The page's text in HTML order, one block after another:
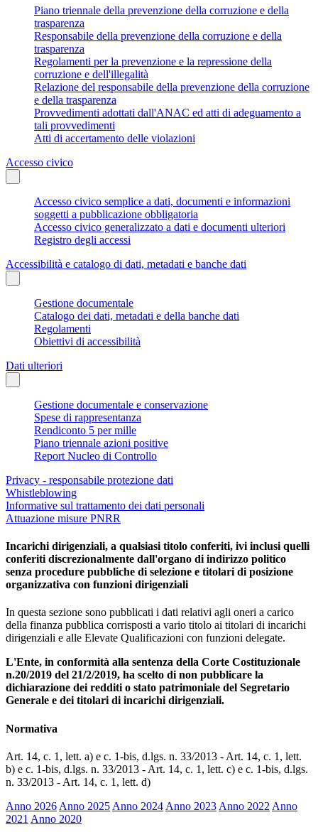
Piano triennale della prevenzione della corruzione e della
trasparenza
Responsabile della prevenzione della corruzione e della
trasparenza
Regolamenti per la prevenzione e la repressione della
corruzione e dell'illegalità
Relazione del responsabile della prevenzione della corruzione
e della trasparenza
Provvedimenti adottati dall'ANAC ed atti di adeguamento a
tali provvedimenti
Atti di accertamento delle violazioni
Accesso civico
Accesso civico semplice a dati, documenti e informazioni
soggetti a pubblicazione obbligatoria
Accesso civico generalizzato a dati e documenti ulteriori
Registro degli accessi
Accessibilità e catalogo di dati, metadati e banche dati
Gestione documentale
Catalogo dei dati, metadati e della banche dati
Regolamenti
Obiettivi di accessibilità
Dati ulteriori
Gestione documentale e conservazione
Spese di rappresentanza
Rendiconto 5 per mille
Piano triennale azioni positive
Report Nucleo di Controllo
Privacy - responsabile protezione dati
Whistleblowing
Informative sul trattamento dei dati personali
Attuazione misure PNRR
Incarichi dirigenziali, a qualsiasi titolo conferiti, ivi inclusi quelli
conferiti discrezionalmente dall'organo di indirizzo politico
senza procedure pubbliche di selezione e titolari di posizione
organizzativa con funzioni dirigenziali
In questa sezione sono pubblicati i dati relativi agli oneri a carico
della finanza pubblica corrisposti a vario titolo ai titolari di incarichi
dirigenziali e alle Elevate Qualificazioni con funzioni delegate.
L'Ente, in conformità alla sentenza della Corte Costituzionale
n.20/2019 del 21/2/2019, ha scelto di non pubblicare la
dichiarazione dei redditi o stato patrimoniale del Segretario
Generale e dei titolari di incarichi dirigenziali.
Normativa
Art. 14, c. 1, lett. a) e c. 1-bis, d.lgs. n. 33/2013 - Art. 14, c. 1, lett.
b) e c. 1-bis, d.lgs. n. 33/2013 - Art. 14, c. 1, lett. c) e c. 1-bis, d.lgs.
n. 33/2013 - Art. 14, c. 1, lett. d)
Anno 2026 Anno 2025 Anno 2024 Anno 2023 Anno 2022 Anno
2021 Anno 2020